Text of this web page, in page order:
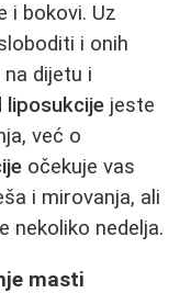
i bokovi. Uz
i onih
dijetu i
liposukcije jeste
već o
očekuje vas
i mirovanja, ali
nekoliko nedelja.
masti